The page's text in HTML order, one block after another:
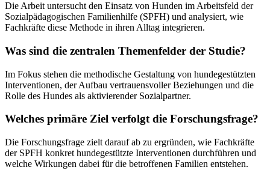
Die Arbeit untersucht den Einsatz von Hunden im Arbeitsfeld der
Sozialpädagogischen Familienhilfe (SPFH) und analysiert, wie
Fachkräfte diese Methode in ihren Alltag integrieren.
Was sind die zentralen Themenfelder der Studie?
Im Fokus stehen die methodische Gestaltung von hundegestützten
Interventionen, der Aufbau vertrauensvoller Beziehungen und die
Rolle des Hundes als aktivierender Sozialpartner.
Welches primäre Ziel verfolgt die Forschungsfrage?
Die Forschungsfrage zielt darauf ab zu ergründen, wie Fachkräfte
der SPFH konkret hundegestützte Interventionen durchführen und
welche Wirkungen dabei für die betroffenen Familien entstehen.